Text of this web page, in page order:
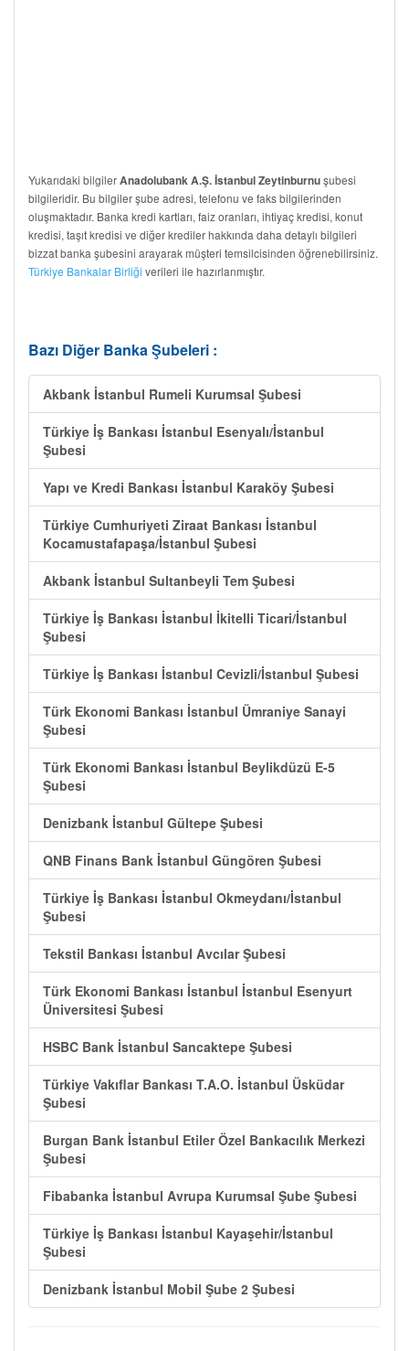
Yukarıdaki bilgilerAnadolubank A.Ş. İstanbul Zeytinburnuşubesi
bilgileridir. Bu bilgiler şube adresi, telefonu ve faks bilgilerinden
oluşmaktadır. Banka kredi kartları, faiz oranları, ihtiyaç kredisi, konut
kredisi, taşıt kredisi ve diğer krediler hakkında daha detaylı bilgileri
bizzat banka şubesini arayarak müşteri temsilcisinden öğrenebilirsiniz.
Türkiye Bankalar Birliği verileri ile hazırlanmıştır.
Bazı Diğer Banka Şubeleri :
Akbank İstanbul Rumeli Kurumsal Şubesi
Türkiye İş Bankası İstanbul Esenyalı/İstanbul
Şubesi
Yapı ve Kredi Bankası İstanbul Karaköy Şubesi
Türkiye Cumhuriyeti Ziraat Bankası İstanbul
Kocamustafapaşa/İstanbul Şubesi
Akbank İstanbul Sultanbeyli Tem Şubesi
Türkiye İş Bankası İstanbul İkitelli Ticari/İstanbul
Şubesi
Türkiye İş Bankası İstanbul Cevizli/İstanbul Şubesi
Türk Ekonomi Bankası İstanbul Ümraniye Sanayi
Şubesi
Türk Ekonomi Bankası İstanbul Beylikdüzü E-5
Şubesi
Denizbank İstanbul Gültepe Şubesi
QNB Finans Bank İstanbul Güngören Şubesi
Türkiye İş Bankası İstanbul Okmeydanı/İstanbul
Şubesi
Tekstil Bankası İstanbul Avcılar Şubesi
Türk Ekonomi Bankası İstanbul İstanbul Esenyurt
Üniversitesi Şubesi
HSBC Bank İstanbul Sancaktepe Şubesi
Türkiye Vakıflar Bankası T.A.O. İstanbul Üsküdar
Şubesi
Burgan Bank İstanbul Etiler Özel Bankacılık Merkezi
Şubesi
Fibabanka İstanbul Avrupa Kurumsal Şube Şubesi
Türkiye İş Bankası İstanbul Kayaşehir/İstanbul
Şubesi
Denizbank İstanbul Mobil Şube 2 Şubesi